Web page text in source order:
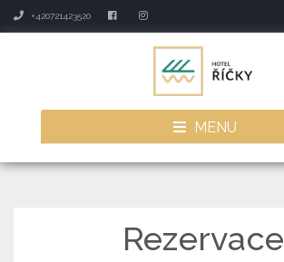
+420721423520
MENU
Rezervace